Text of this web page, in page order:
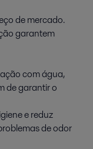
de mercado.
garantem
com água,
de garantir o
e reduz
de odor